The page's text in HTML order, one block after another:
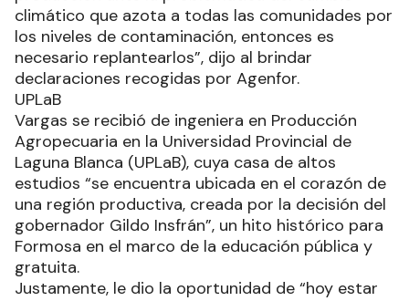
climático que azota a todas las comunidades por
los niveles de contaminación, entonces es
necesario replantearlos”, dijo al brindar
declaraciones recogidas por Agenfor.
UPLaB
Vargas se recibió de ingeniera en Producción
Agropecuaria en la Universidad Provincial de
Laguna Blanca (UPLaB), cuya casa de altos
estudios “se encuentra ubicada en el corazón de
una región productiva, creada por la decisión del
gobernador Gildo Insfrán”, un hito histórico para
Formosa en el marco de la educación pública y
gratuita.
Justamente, le dio la oportunidad de “hoy estar